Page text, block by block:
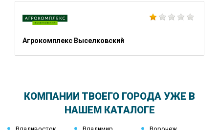
Агрокомплекс Выселковский
КОМПАНИИ ТВОЕГО ГОРОДА УЖЕ В
НАШЕМ КАТАЛОГЕ